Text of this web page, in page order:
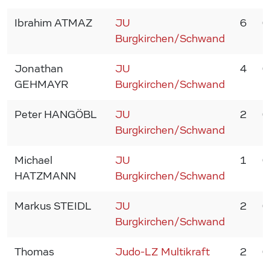
Ibrahim ATMAZ
JU
Burgkirchen/Schwand
6 0
Jonathan
GEHMAYR
JU
Burgkirchen/Schwand
4 0
Peter HANGÖBL
JU
Burgkirchen/Schwand
2 0
Michael
HATZMANN
JU
Burgkirchen/Schwand
1 0
Markus STEIDL
JU
Burgkirchen/Schwand
2 0
Thomas
Judo-LZ Multikraft
2 0